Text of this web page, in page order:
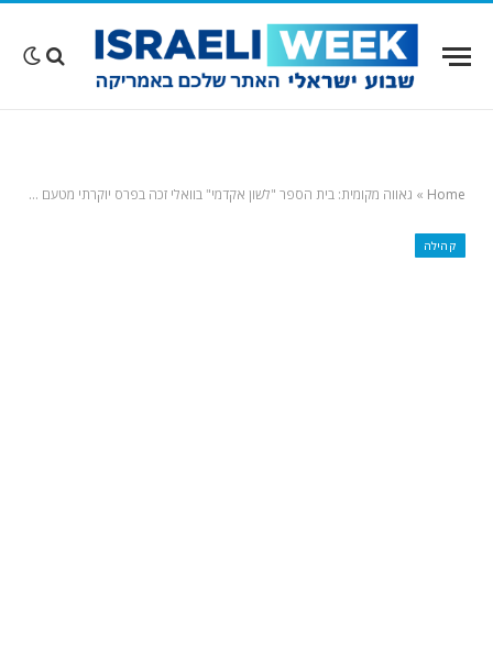
Home
» גאווה מקומית: בית הספר "לשון אקדמי" בוואלי זכה בפרס יוקרתי מטעם מדינת קליפורניה
קהילה